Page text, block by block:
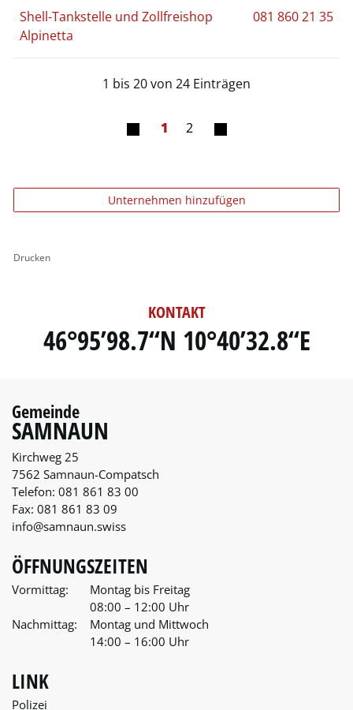
Shell-Tankstelle und Zollfreishop
Alpinetta
081 860 21 35
1 bis 20 von 24 Einträgen
1 2
Unternehmen hinzufügen
Drucken
46°95’98.7“N 10°40’32.8“E
KONTAKT
Gemeinde
SAMNAUN
Kirchweg 25
7562 Samnaun-Compatsch
Telefon: 081 861 83 00
Fax: 081 861 83 09
info@samnaun.swiss
ÖFFNUNGSZEITEN
Vormittag:
Montag bis Freitag
08:00 – 12:00 Uhr
Nachmittag:
Montag und Mittwoch
14:00 – 16:00 Uhr
LINK
Polizei